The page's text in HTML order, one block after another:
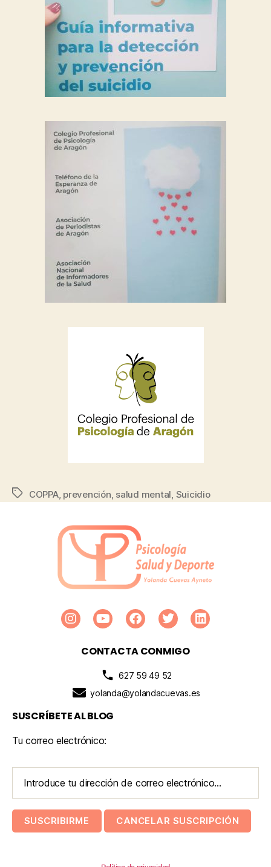
COPPA, prevención salud mental Suicidio
CONTACTA CONMIGO
627 59 49 52
yolanda@yolandacuevas.es
SUSCRÍBETE AL BLOG
Tu correo electrónico: